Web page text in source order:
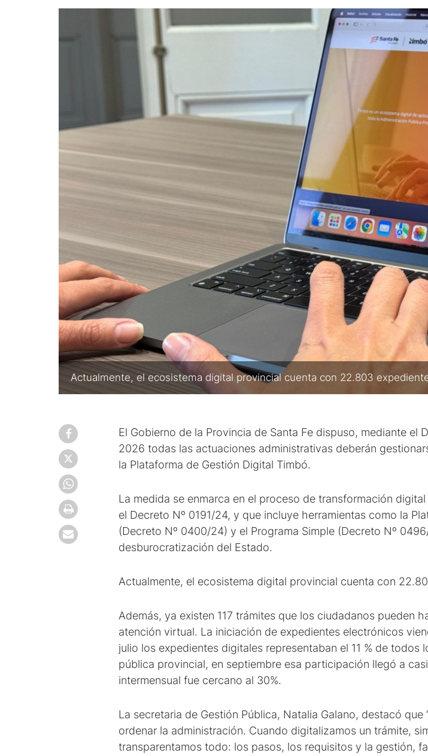
Actualmente, el ecosistema digital provincial cuenta con 22.803
El Gobierno de la Provincia de Santa Fe dispuso, mediante el
2026 todas las actuaciones administrativas deberán
la Plataforma de Gestión Digital Timbó.
La medida se enmarca en el proceso de transformación
el Decreto Nº 0191/24, y que incluye herramientas como la
(Decreto Nº 0400/24) y el Programa Simple (Decreto Nº
desburocratización del Estado.
Actualmente, el ecosistema digital provincial cuenta con
Además, ya existen 117 trámites que los ciudadanos pueden
atención virtual. La iniciación de expedientes electrónicos
julio los expedientes digitales representaban el 11 % de
pública provincial, en septiembre esa participación llegó a
intermensual fue cercano al 30%.
La secretaria de Gestión Pública, Natalia Galano, destacó
ordenar la administración. Cuando digitalizamos un trámite,
transparentamos todo: los pasos, los requisitos y la gestión,